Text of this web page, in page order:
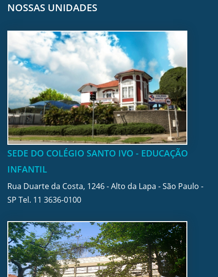
NOSSAS UNIDADES
SEDE DO COLÉGIO SANTO IVO - EDUCAÇÃO
INFANTIL
Rua Duarte da Costa, 1246 - Alto da Lapa - São Paulo -
SP Tel. 11 3636-0100